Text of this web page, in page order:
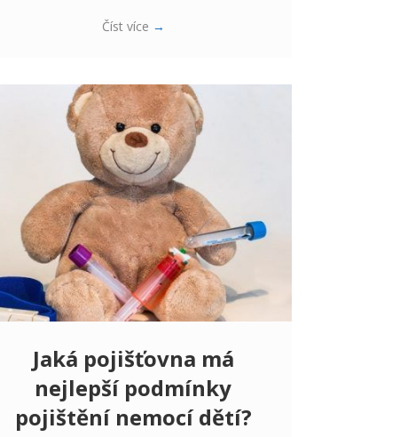
Číst více →
Jaká pojišťovna má
nejlepší podmínky
pojištění nemocí dětí?